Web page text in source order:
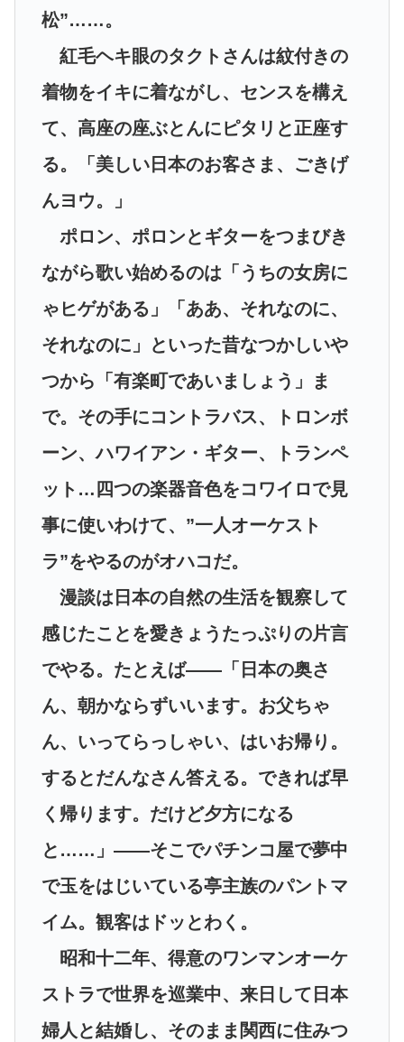
松”……。
紅毛ヘキ眼のタクトさんは紋付きの
着物をイキに着ながし、センスを構え
て、高座の座ぶとんにピタリと正座す
る。「美しい日本のお客さま、ごきげ
んヨウ。」
ポロン、ポロンとギターをつまびき
ながら歌い始めるのは「うちの女房に
ゃヒゲがある」「ああ、それなのに、
それなのに」といった昔なつかしいや
つから「有楽町であいましょう」ま
で。その手にコントラバス、トロンボ
ーン、ハワイアン・ギター、トランペ
ット…四つの楽器音色をコワイロで見
事に使いわけて、”一人オーケスト
ラ”をやるのがオハコだ。
漫談は日本の自然の生活を観察して
感じたことを愛きょうたっぷりの片言
でやる。たとえば――「日本の奥さ
ん、朝かならずいいます。お父ちゃ
ん、いってらっしゃい、はいお帰り。
するとだんなさん答える。できれば早
く帰ります。だけど夕方になる
と……」――そこでパチンコ屋で夢中
で玉をはじいている亭主族のパントマ
イム。観客はドッとわく。
昭和十二年、得意のワンマンオーケ
ストラで世界を巡業中、来日して日本
婦人と結婚し、そのまま関西に住みつ